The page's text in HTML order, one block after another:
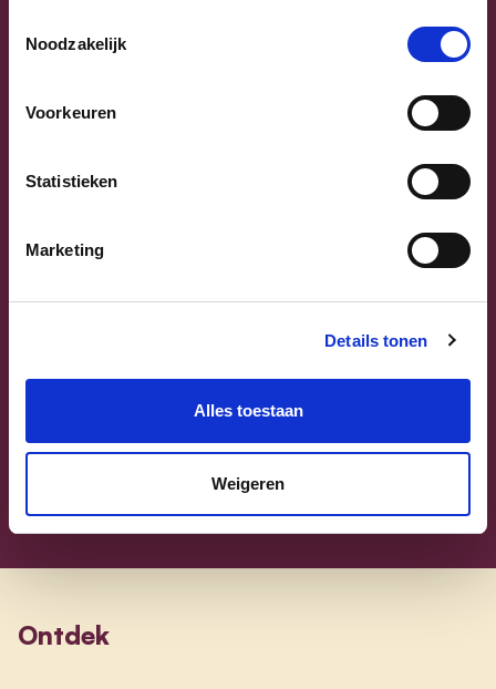
Noodzakelijk
Voorkeuren
Statistieken
Marketing
Details tonen
Alles toestaan
Weigeren
Next
Ontdek